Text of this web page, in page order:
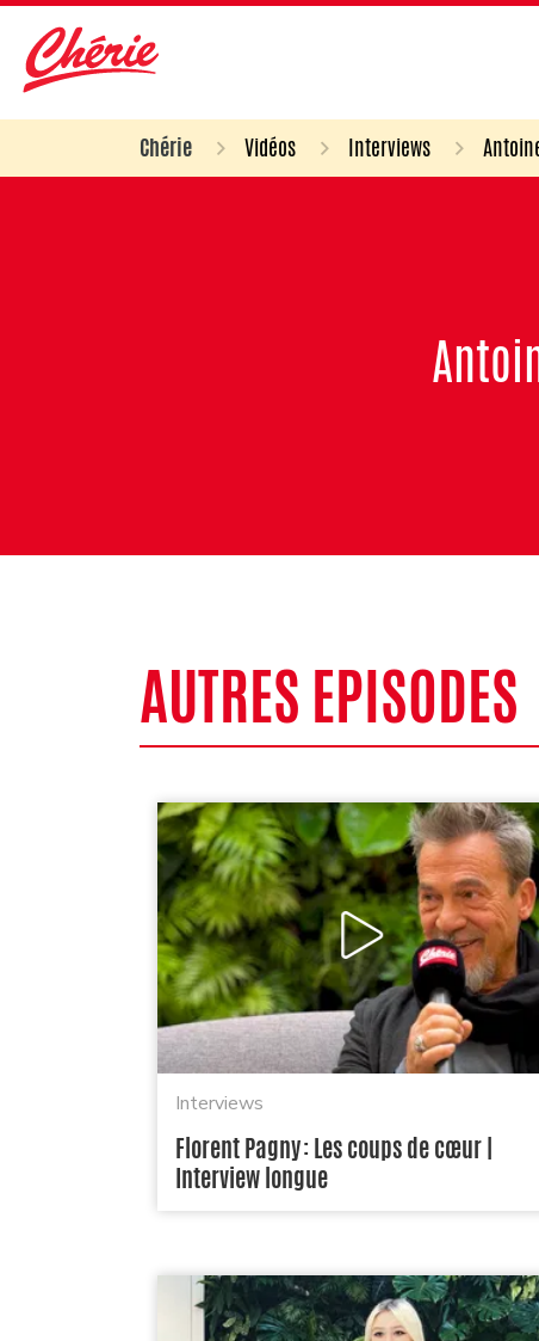
Chérie Vidéos Interviews
AUTRES EPISODES
Interviews
Florent Pagny : Les coups de cœur |
Interview longue